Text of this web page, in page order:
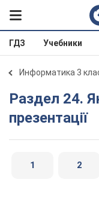
ГДЗ Учебники
Информатика 3
Раздел 24. Як додати слайди до
презентації
1 2